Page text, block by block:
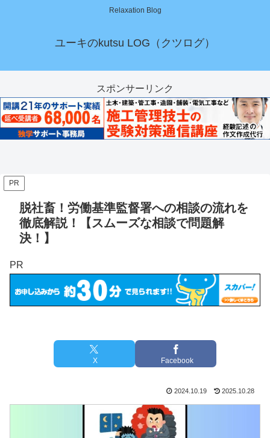
Relaxation Blog
ユーキのkutsu LOG（クツログ）
スポンサーリンク
PR
脱社畜！労働基準監督署への相談の流れを
徹底解説！【スムーズな相談で問題解
決！】
PR
X Facebook
2024.10.19 2025.10.28